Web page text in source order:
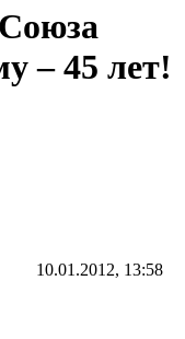
– 45 лет!
10.01.2012, 13:58